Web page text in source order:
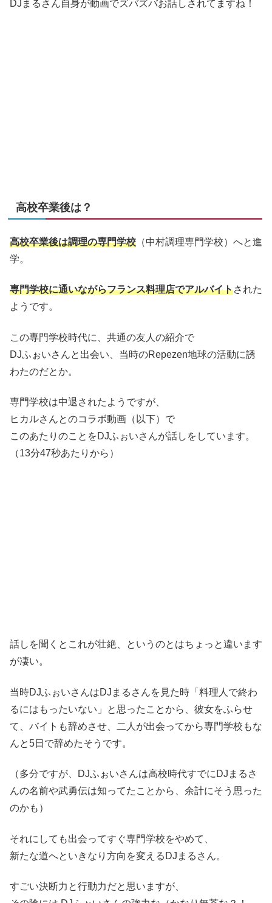
DJまるさん自身が動画でズバズバお話しされてますね！
高校卒業後は？
高校卒業後は調理の専門学校 （中村調理専門学校）へと進
学。
専門学校に通いながらフランス料理店でアルバイトされた
ようです。
この専門学校時代に、共通の友人の紹介で
DJふぉいさんと出会い、当時のRepezen地球の活動に誘
わたのだとか。
専門学校は中退されたようですが、
ヒカルさんとのコラボ動画（以下）で
このあたりのことをDJふぉいさんが話しをしています。
（13分47秒あたりから）
話しを聞くとこれが壮絶、というのとはちょっと違います
が凄い。
当時DJふぉいさんはDJまるさんを見た時「料理人で終わ
るにはもったいない」と思ったことから、彼女をふらせ
て、バイトも辞めさせ、二人が出会ってから専門学校もな
んと5日で辞めたそうです。
（多分ですが、DJふぉいさんは高校時代すでにDJまるさ
んの名前や武勇伝は知ってたことから、余計にそう思った
のかも）
それにしても出会ってすぐ専門学校をやめて、
新たな道へといきなり方向を変えるDJまるさん。
すごい決断力と行動力だと思いますが、